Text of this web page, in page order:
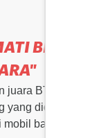
BISNIS
juara BTCC
yang didukung
balap.